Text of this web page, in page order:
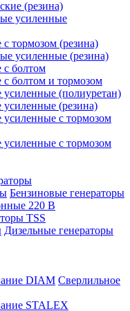
(резина)
усиленные
тормозом (резина)
усиленные (резина)
с болтом
с болтом и тормозом
усиленные (полиуретан)
(резина)
усиленные с тормозом
усиленные с тормозом
Бензиновые генераторы
220 В
TSS
Дизельные генераторы
Сверлильное